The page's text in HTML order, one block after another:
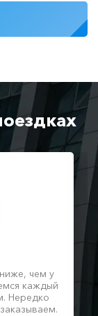
чем у
каждый
Нередко